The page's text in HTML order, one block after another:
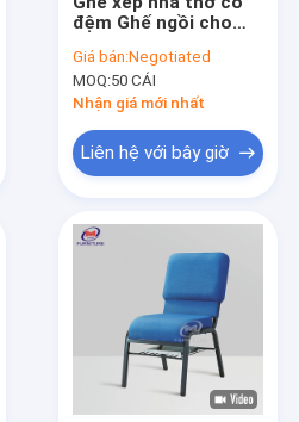
đệm Ghế ngồi cho
Giá bán:Negotiated
MOQ:50 CÁI
Nhận giá mới nhất
Liên hệ với bây giờ